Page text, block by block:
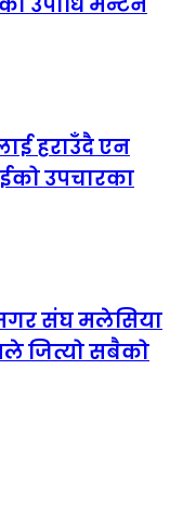
हराउँदै एन
उपचारका
संघ मलेसिया
जित्यो सबैको